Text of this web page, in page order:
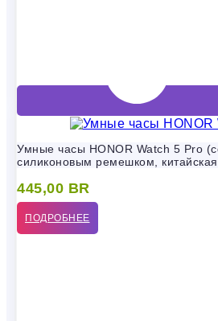
Умные часы HONOR Watch 5 Pro
силиконовым ремешком,
445,00 BR
ПОДРОБНЕЕ